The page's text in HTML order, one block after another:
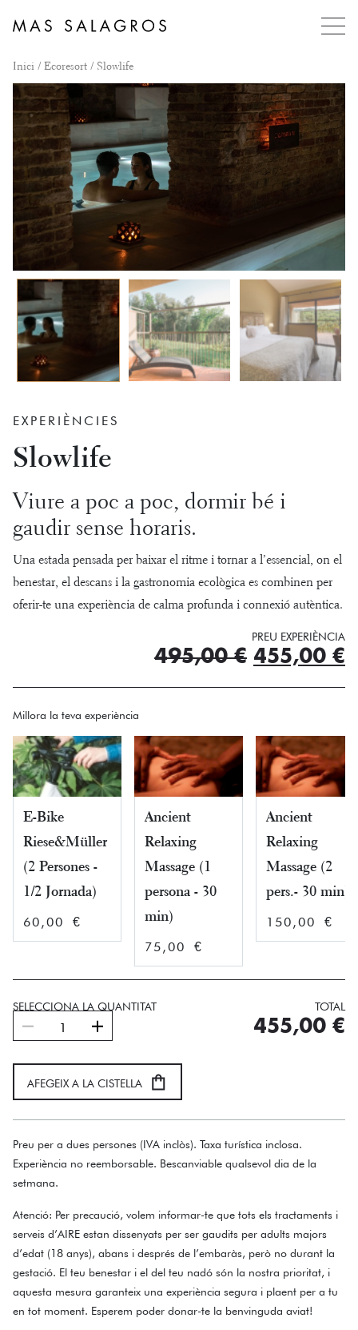
Inici / Ecoresort / Slowlife
EXPERIÈNCIES
Slowlife
Viure a poc a poc, dormir bé i
gaudir sense horaris.
Una estada pensada per baixar el ritme i tornar a l’essencial, on el
benestar, el descans i la gastronomia ecològica es combinen per
oferir-te una experiència de calma profunda i connexió autèntica.
PREU EXPERIÈNCIA
495,00€ El
preu
era:
495,00 €.
455,00 €
Millora la teva experiència
E-Bike
Riese&Müller
(2 Persones -
1/2 Jornada)
60,00 €
Ancient
Relaxing
Massage (1
persona - 30
min)
75,00 €
Ancient
Relaxing
Massage (2
pers.- 30 min)
150,00 €
SELECCIONA LA QUANTITAT
de
Slowlife
TOTAL
455,00 €
AFEGEIX A LA CISTELLA
Preu per a dues persones (IVA inclòs). Taxa turística inclosa.
Experiència no reemborsable. Bescanviable qualsevol dia de la
setmana.
Atenció: Per precaució, volem informar-te que tots els tractaments i
serveis d’AIRE estan dissenyats per ser gaudits per adults majors
d’edat (18 anys), abans i després de l’embaràs, però no durant la
gestació. El teu benestar i el del teu nadó són la nostra prioritat, i
aquesta mesura garanteix una experiència segura i plaent per a tu
en tot moment. Esperem poder donar-te la benvinguda aviat!